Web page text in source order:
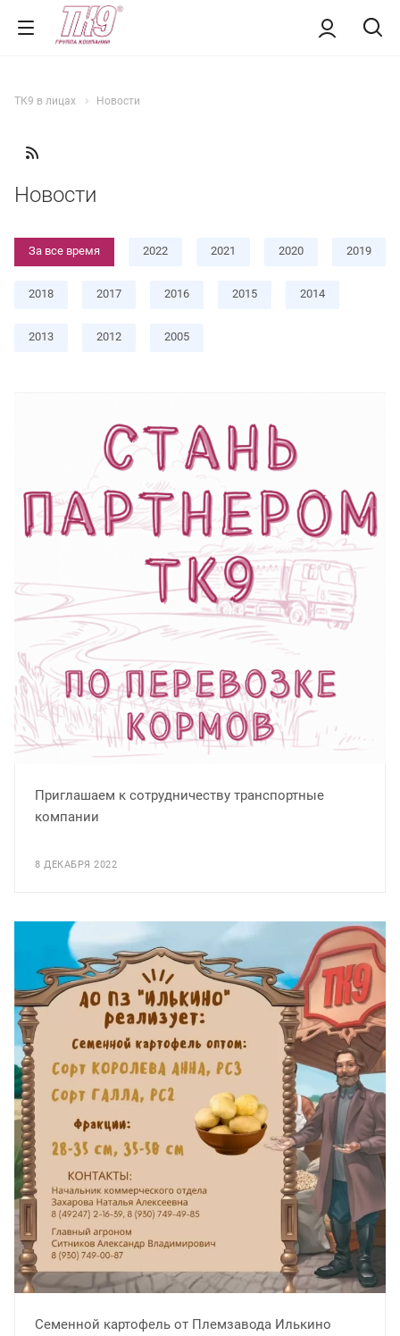
ТК9 в лицах Новости
Новости
За все время 2022 2021 2020 2019
2018 2017 2016 2015 2014
2013 2012 2005
Приглашаем к сотрудничеству транспортные
компании
8 ДЕКАБРЯ 2022
Семенной картофель от Племзавода Илькино